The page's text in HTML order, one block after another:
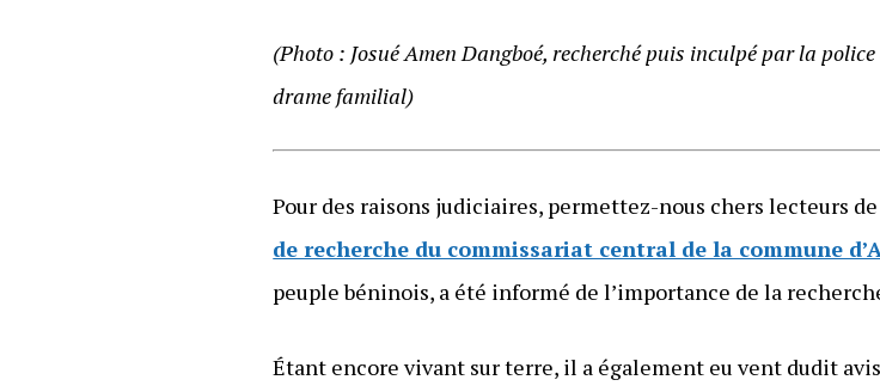
(Photo : Josué Amen Dangboé, recherché puis inculpé par la
drame familial)
Pour des raisons judiciaires, permettez-nous chers lecteurs
de recherche du commissariat central de la commune
peuple béninois, a été informé de l’importance de la
Étant encore vivant sur terre, il a également eu vent dudit